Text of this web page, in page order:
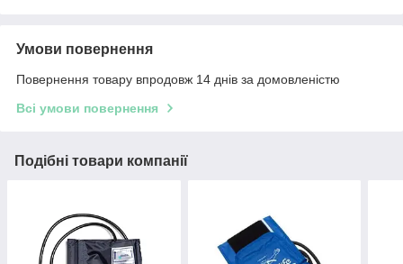
Умови повернення
Повернення товару впродовж 14 днів за домовленістю
Всі умови повернення
Подібні товари компанії